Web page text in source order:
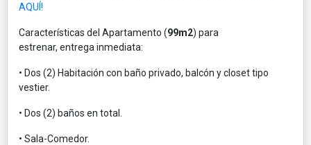
AQUÍ!
Características del Apartamento (99m2) para
estrenar, entrega inmediata:
• Dos (2) Habitación con baño privado, balcón y closet tipo
vestier.
• Dos (2) baños en total.
• Sala-Comedor.